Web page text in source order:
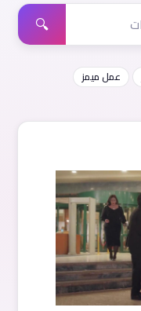
🔍
عمل ميمز